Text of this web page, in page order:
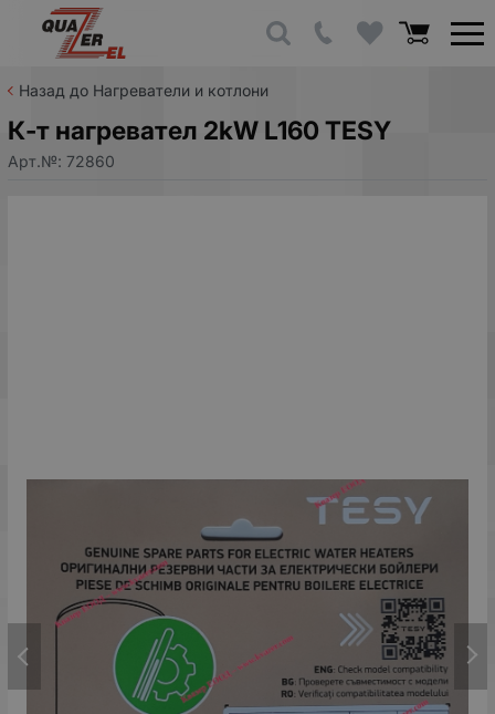
Назад до Нагреватели и котлони
К-т нагревател 2kW L160 TESY
Арт.№: 72860